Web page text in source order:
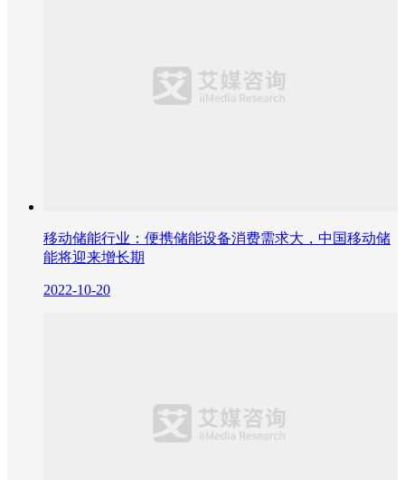
移动储能行业：便携储能设备消费需求大，中国移动储
能将迎来增长期
2022-10-20